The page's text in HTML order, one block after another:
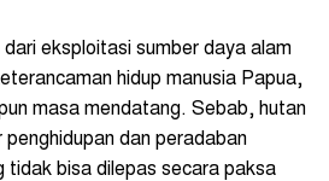
dari eksploitasi sumber daya alam
hidup manusia Papua,
masa mendatang. Sebab, hutan
penghidupan dan peradaban
tidak bisa dilepas secara paksa